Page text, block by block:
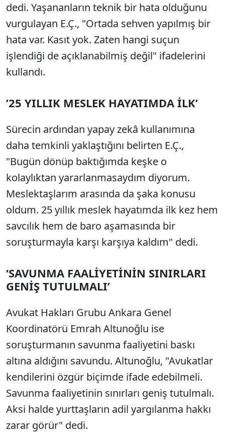
dedi. Yaşananların teknik bir hata olduğunu
vurgulayan E.Ç., "Ortada sehven yapılmış bir
hata var. Kasıt yok. Zaten hangi suçun
işlendiği de açıklanabilmiş değil" ifadelerini
kullandı.
’25 YILLIK MESLEK HAYATIMDA İLK’
Sürecin ardından yapay zekâ kullanımına
daha temkinli yaklaştığını belirten E.Ç.,
"Bugün dönüp baktığımda keşke o
kolaylıktan yararlanmasaydım diyorum.
Meslektaşlarım arasında da şaka konusu
oldum. 25 yıllık meslek hayatımda ilk kez hem
savcılık hem de baro aşamasında bir
soruşturmayla karşı karşıya kaldım" dedi.
‘SAVUNMA FAALİYETİNİN SINIRLARI
GENİŞ TUTULMALI’
Avukat Hakları Grubu Ankara Genel
Koordinatörü Emrah Altunoğlu ise
soruşturmanın savunma faaliyetini baskı
altına aldığını savundu. Altunoğlu, "Avukatlar
kendilerini özgür biçimde ifade edebilmeli.
Savunma faaliyetinin sınırları geniş tutulmalı.
Aksi halde yurttaşların adil yargılanma hakkı
zarar görür" dedi.